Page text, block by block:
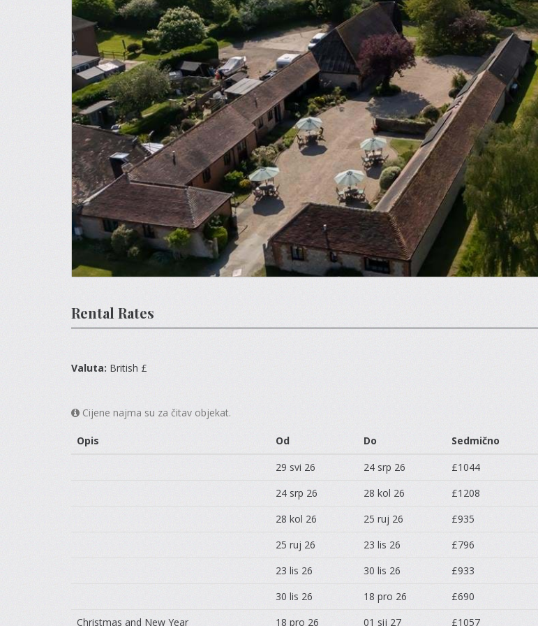
Rental Rates
Valuta: British £
Cijene najma su za čitav objekat.
Opis Od Do Sedmično
29 svi 26
24 srp 26 £1044
24 srp 26
28 kol 26 £1208
28 kol 26
25 ruj 26 £935
25 ruj 26
23 lis 26 £796
23 lis 26
30 lis 26 £933
30 lis 26
18 pro 26 £690
Christmas and New Year
18 pro 26 01 sij 27 £1057